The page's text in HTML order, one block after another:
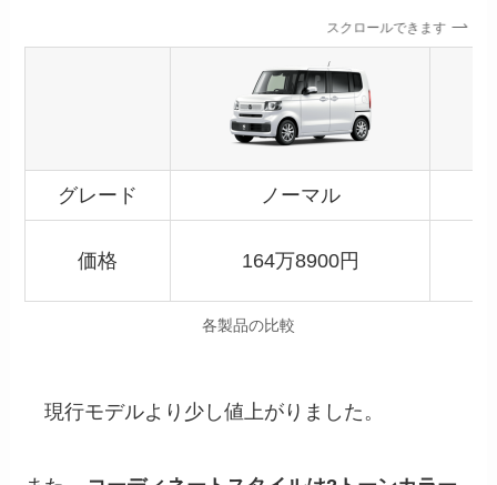
スクロールできます
グレード ノーマル
価格 164万8900円
各製品の比較
現行モデルより少し値上がりました。